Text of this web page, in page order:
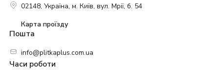
02148, Україна, м. Київ, вул. Мрії, б. 54
Карта проїзду
Пошта
info@plitkaplus.com.ua
Часи роботи